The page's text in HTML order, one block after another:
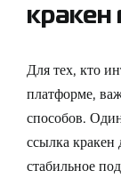
кракен
Для тех, кто
платформе,
способов.
ссылка кракен
стабильное